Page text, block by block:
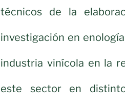
técnicos de la
investigación en
industria vinícola en la
este sector en